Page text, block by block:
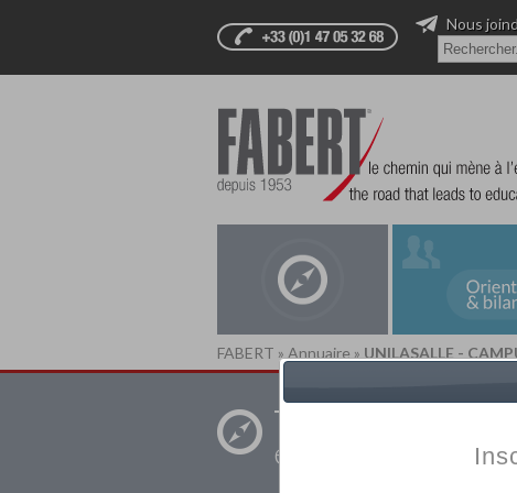
Nous
FABERT » Annuaire » UNILASALLE -
Trouver un
établissement